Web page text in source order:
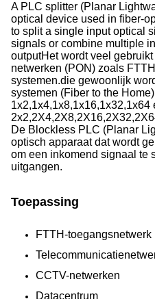
A PLC splitter (Planar
optical device used in fiber-
to split a single input optical
signals or combine multiple
outputHet wordt veel
netwerken (PON) zoals
systemen.die gewoonlijk
systemen (Fiber to the
1x2,1x4,1x8,1x16,1x32,1x64
De Blockless PLC (Planar
optisch apparaat dat wordt
om een inkomend signaal te
uitgangen.
Toepassing
FTTH-toegangsnetwerk
CCTV-netwerken
Datacentrum